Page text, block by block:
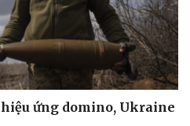
ứng domino, Ukraine